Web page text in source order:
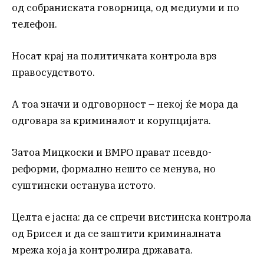
од собраниската говорница, од медиуми и по
телефон.
Носат крај на политичката контрола врз
правосудството.
А тоа значи и одговорност – некој ќе мора да
одговара за криминалот и корупцијата.
Затоа Мицкоски и ВМРО прават псевдо-
реформи, формално нешто се менува, но
суштински останува истото.
Целта е јасна: да се спречи вистинска контрола
од Брисел и да се заштити криминалната
мрежа која ја контролира државата.